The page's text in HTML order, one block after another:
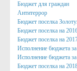
Бюджет для граждан
Антитеррор
Бюджет поселка
Бюджет поселка на
Бюджет поселка на
Исполнение бюджета
Исполнение бюджета
Бюджет поселка на